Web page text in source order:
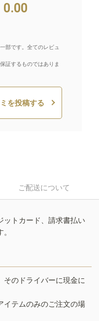
0.00
部です。全てのレビュ
証するものではありま
を投稿する
ご配送について
ットカード、請求書払い
そのドライバーに現金に
イテムのみのご注文の場